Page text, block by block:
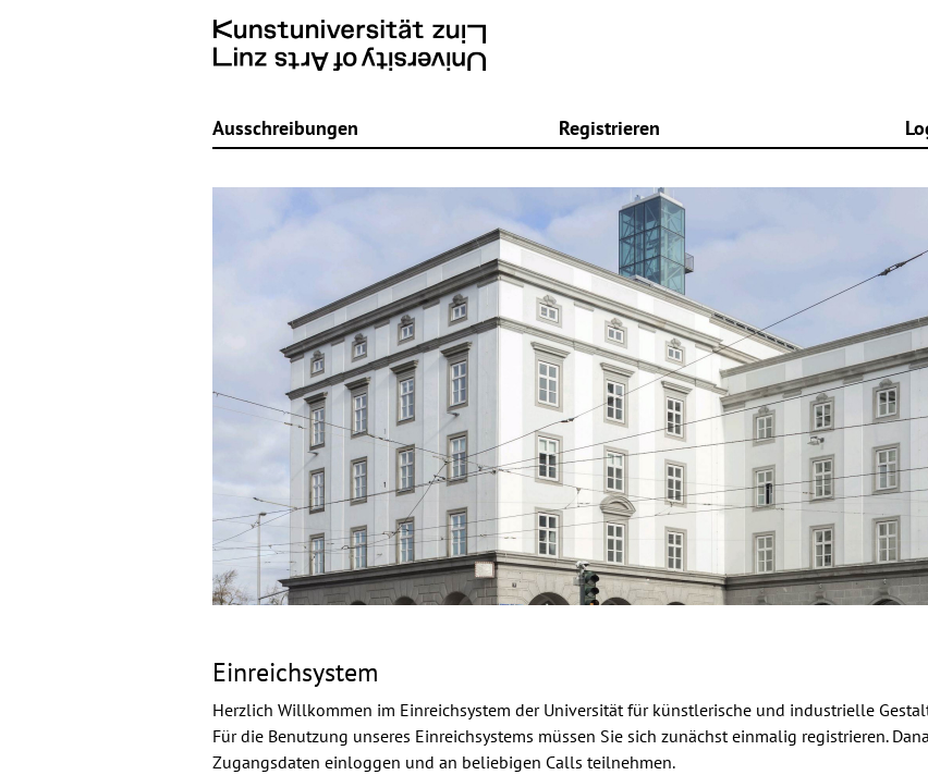
Ausschreibungen Registrieren
Einreichsystem
Herzlich Willkommen im Einreichsystem der Universität für künstlerische und industrielle
Für die Benutzung unseres Einreichsystems müssen Sie sich zunächst einmalig registrieren.
Zugangsdaten einloggen und an beliebigen Calls teilnehmen.